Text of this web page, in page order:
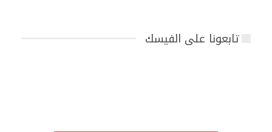
تابعونا على الفيسك